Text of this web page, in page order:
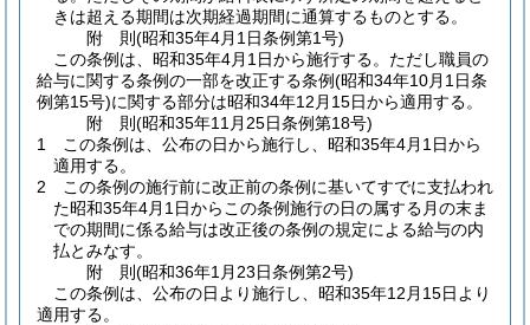
きは超える期間は次期経過期間に通算するものとする。
附 則(昭和35年4月1日条例第1号)
この条例は、昭和35年4月1日から施行する。 ただし職員の
給与に関する条例の一部を改正する条例(昭和34年10月1日条
例第15号)に関する部分は昭和34年12月15日から適用する。
附 則(昭和35年11月25日条例第18号)
1
この条例は、公布の日から施行し、昭和35年4月1日から
適用する。
2
この条例の施行前に改正前の条例に基いてすでに支払われ
た昭和35年4月1日からこの条例施行の日の属する月の末ま
での期間に係る給与は改正後の条例の規定による給与の内
払とみなす。
附 則(昭和36年1月23日条例第2号)
この条例は、公布の日より施行し、昭和35年12月15日より
適用する。